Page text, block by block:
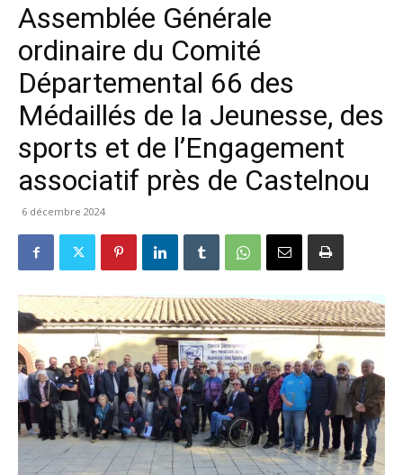
Assemblée Générale
ordinaire du Comité
Départemental 66 des
Médaillés de la Jeunesse, des
sports et de l’Engagement
associatif près de Castelnou
6 décembre 2024